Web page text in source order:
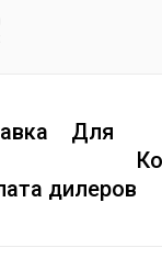
Для
дилеров